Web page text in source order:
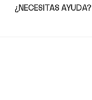
¿NECESITAS AYUDA?